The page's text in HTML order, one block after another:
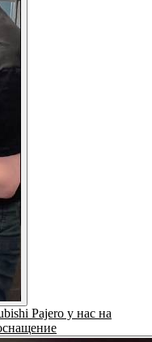
Pajero у нас на